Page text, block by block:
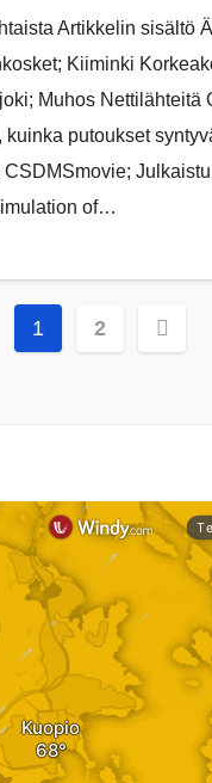
Artikkelin sisältö
Kiiminki
Muhos Nettilähteitä
kuinka putoukset
Julkaistu
of…
Artikkelien
1 2